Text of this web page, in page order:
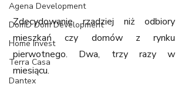
Agena Development
DomD Dom Development
Home Invest
Terra Casa
Dantex
Zdecydowanie rzadziej niż odbiory
mieszkań czy domów z rynku
pierwotnego. Dwa, trzy razy w
miesiącu.